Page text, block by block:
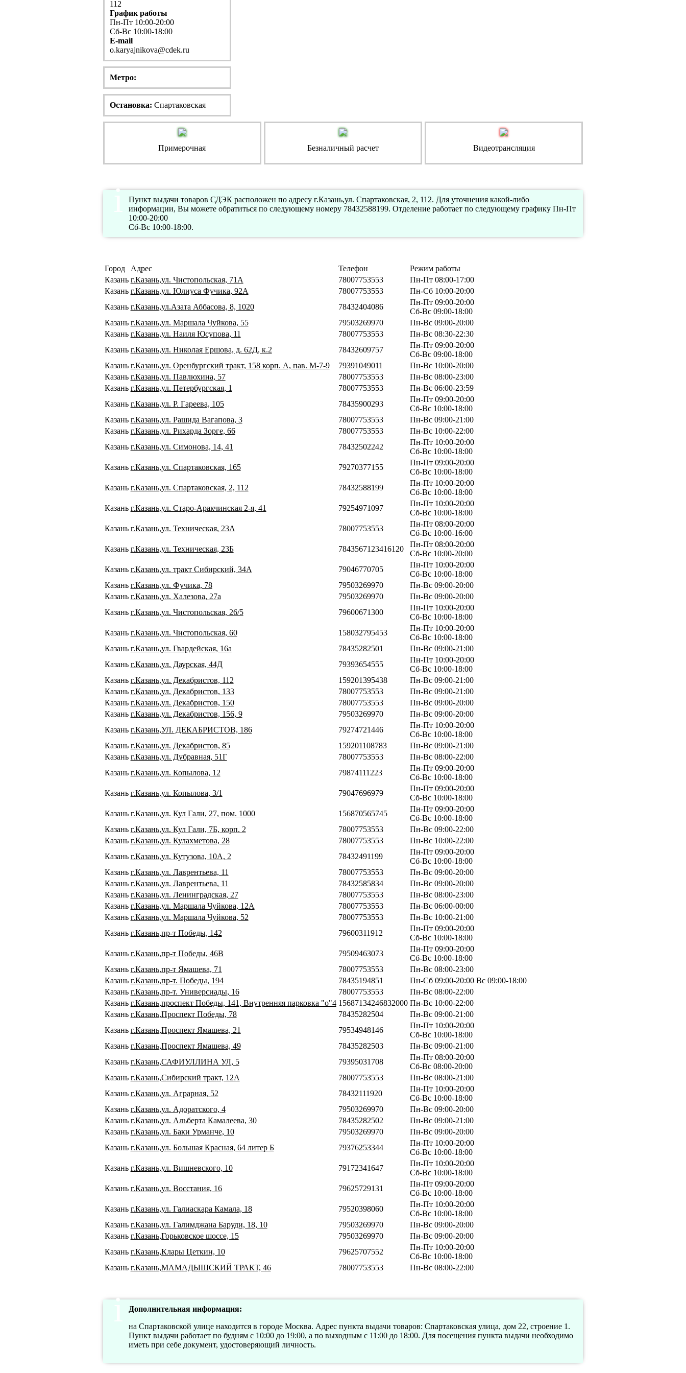
112
График работы
Пн-Пт 10:00-20:00
Сб-Вс 10:00-18:00
E-mail
o.karyajnikova@cdek.ru
Метро:
Остановка: Спартаковская
Примерочная Безналичный расчет Видеотрансляция
Пункт выдачи товаров СДЭК расположен по адресу г.Казань,ул. Спартаковская, 2, 112. Для уточнения какой-либо
информации, Вы можете обратиться по следующему номеру 78432588199. Отделение работает по следующему графику Пн-Пт
10:00-20:00
Сб-Вс 10:00-18:00.
Город Адрес Телефон
Режим работы
Казань г.Казань,ул. Чистопольская, 71А 78007753553
Пн-Пт 08:00-17:00
Казань г.Казань,ул. Юлиуса Фучика, 92А 78007753553
Пн-Сб 10:00-20:00
Казань г.Казань,ул.Азата Аббасова, 8, 1020 78432404086
Пн-Пт 09:00-20:00
Сб-Вс 09:00-18:00
Казань г.Казань,ул. Маршала Чуйкова, 55 79503269970
Пн-Вс 09:00-20:00
Казань г.Казань,ул. Наиля Юсупова, 11 78007753553
Пн-Вс 08:30-22:30
Казань г.Казань,ул. Николая Ершова, д. 62Д, к.2 78432609757
Пн-Пт 09:00-20:00
Сб-Вс 09:00-18:00
Казань г.Казань,ул. Оренбургский тракт, 158 корп. А, пав. М-7-9 79391049011
Пн-Вс 10:00-20:00
Казань г.Казань,ул. Павлюхина, 57 78007753553
Пн-Вс 08:00-23:00
Казань г.Казань,ул. Петербургская, 1 78007753553
Пн-Вс 06:00-23:59
Казань г.Казань,ул. Р. Гареева, 105 78435900293
Пн-Пт 09:00-20:00
Сб-Вс 10:00-18:00
Казань г.Казань,ул. Рашида Вагапова, 3 78007753553
Пн-Вс 09:00-21:00
Казань г.Казань,ул. Рихарда Зорге, 66 78007753553
Пн-Вс 10:00-22:00
Казань г.Казань,ул. Симонова, 14, 41 78432502242
Пн-Пт 10:00-20:00
Сб-Вс 10:00-18:00
Казань г.Казань,ул. Спартаковская, 165 79270377155
Пн-Пт 09:00-20:00
Сб-Вс 10:00-18:00
Казань г.Казань,ул. Спартаковская, 2, 112 78432588199
Пн-Пт 10:00-20:00
Сб-Вс 10:00-18:00
Казань г.Казань,ул. Старо-Аракчинская 2-я, 41 79254971097
Пн-Пт 10:00-20:00
Сб-Вс 10:00-18:00
Казань г.Казань,ул. Техническая, 23А 78007753553
Пн-Пт 08:00-20:00
Сб-Вс 10:00-16:00
Казань г.Казань,ул. Техническая, 23Б 7843567123416120
Пн-Пт 08:00-20:00
Сб-Вс 10:00-20:00
Казань г.Казань,ул. тракт Сибирский, 34А 79046770705
Пн-Пт 10:00-20:00
Сб-Вс 10:00-18:00
Казань г.Казань,ул. Фучика, 78 79503269970
Пн-Вс 09:00-20:00
Казань г.Казань,ул. Халезова, 27а 79503269970
Пн-Вс 09:00-20:00
Казань г.Казань,ул. Чистопольская, 26/5 79600671300
Пн-Пт 10:00-20:00
Сб-Вс 10:00-18:00
Казань г.Казань,ул. Чистопольская, 60 158032795453
Пн-Пт 10:00-20:00
Сб-Вс 10:00-18:00
Казань г.Казань,ул. Гвардейская, 16а 78435282501
Пн-Вс 09:00-21:00
Казань г.Казань,ул. Даурская, 44Д 79393654555
Пн-Пт 10:00-20:00
Сб-Вс 10:00-18:00
Казань г.Казань,ул. Декабристов, 112 159201395438
Пн-Вс 09:00-21:00
Казань г.Казань,ул. Декабристов, 133 78007753553
Пн-Вс 09:00-21:00
Казань г.Казань,ул. Декабристов, 150 78007753553
Пн-Вс 09:00-20:00
Казань г.Казань,ул. Декабристов, 156, 9 79503269970
Пн-Вс 09:00-20:00
Казань г.Казань,УЛ. ДЕКАБРИСТОВ, 186 79274721446
Пн-Пт 10:00-20:00
Сб-Вс 10:00-18:00
Казань г.Казань,ул. Декабристов, 85 159201108783
Пн-Вс 09:00-21:00
Казань г.Казань,ул. Дубравная, 51Г 78007753553
Пн-Вс 08:00-22:00
Казань г.Казань,ул. Копылова, 12 79874111223
Пн-Пт 09:00-20:00
Сб-Вс 10:00-18:00
Казань г.Казань,ул. Копылова, 3/1 79047696979
Пн-Пт 09:00-20:00
Сб-Вс 10:00-18:00
Казань г.Казань,ул. Кул Гали, 27, пом. 1000 156870565745
Пн-Пт 09:00-20:00
Сб-Вс 10:00-18:00
Казань г.Казань,ул. Кул Гали, 7Б, корп. 2 78007753553
Пн-Вс 09:00-22:00
Казань г.Казань,ул. Кулахметова, 28 78007753553
Пн-Вс 10:00-22:00
Казань г.Казань,ул. Кутузова, 10А, 2 78432491199
Пн-Пт 09:00-20:00
Сб-Вс 10:00-18:00
Казань г.Казань,ул. Лаврентьева, 11 78007753553
Пн-Вс 09:00-20:00
Казань г.Казань,ул. Лаврентьева, 11 78432585834
Пн-Вс 09:00-20:00
Казань г.Казань,ул. Ленинградская, 27 78007753553
Пн-Вс 08:00-23:00
Казань г.Казань,ул. Маршала Чуйкова, 12А 78007753553
Пн-Вс 06:00-00:00
Казань г.Казань,ул. Маршала Чуйкова, 52 78007753553
Пн-Вс 10:00-21:00
Казань г.Казань,пр-т Победы, 142 79600311912
Пн-Пт 09:00-20:00
Сб-Вс 10:00-18:00
Казань г.Казань,пр-т Победы, 46В 79509463073
Пн-Пт 09:00-20:00
Сб-Вс 10:00-18:00
Казань г.Казань,пр-т Ямашева, 71 78007753553
Пн-Вс 08:00-23:00
Казань г.Казань,пр-т. Победы, 194 78435194851
Пн-Сб 09:00-20:00 Вс 09:00-18:00
Казань г.Казань,пр-т. Универсиады, 16 78007753553
Пн-Вс 08:00-22:00
Казань г.Казань,проспект Победы, 141, Внутренняя парковка "о"4 15687134246832000 Пн-Вс 10:00-22:00
Казань г.Казань,Проспект Победы, 78 78435282504
Пн-Вс 09:00-21:00
Казань г.Казань,Проспект Ямашева, 21 79534948146
Пн-Пт 10:00-20:00
Сб-Вс 10:00-18:00
Казань г.Казань,Проспект Ямашева, 49 78435282503
Пн-Вс 09:00-21:00
Казань г.Казань,САФИУЛЛИНА УЛ, 5 79395031708
Пн-Пт 08:00-20:00
Сб-Вс 08:00-20:00
Казань г.Казань,Сибирский тракт, 12А 78007753553
Пн-Вс 08:00-21:00
Казань г.Казань,ул. Аграрная, 52 78432111920
Пн-Пт 10:00-20:00
Сб-Вс 10:00-18:00
Казань г.Казань,ул. Адоратского, 4 79503269970
Пн-Вс 09:00-20:00
Казань г.Казань,ул. Альберта Камалеева, 30 78435282502
Пн-Вс 09:00-21:00
Казань г.Казань,ул. Баки Урманче, 10 79503269970
Пн-Вс 09:00-20:00
Казань г.Казань,ул. Большая Красная, 64 литер Б 79376253344
Пн-Пт 10:00-20:00
Сб-Вс 10:00-18:00
Казань г.Казань,ул. Вишневского, 10 79172341647
Пн-Пт 10:00-20:00
Сб-Вс 10:00-18:00
Казань г.Казань,ул. Восстания, 16 79625729131
Пн-Пт 09:00-20:00
Сб-Вс 10:00-18:00
Казань г.Казань,ул. Галиаскара Камала, 18 79520398060
Пн-Пт 10:00-20:00
Сб-Вс 10:00-18:00
Казань г.Казань,ул. Галимджана Баруди, 18, 10 79503269970
Пн-Вс 09:00-20:00
Казань г.Казань,Горьковское шоссе, 15 79503269970
Пн-Вс 09:00-20:00
Казань г.Казань,Клары Цеткин, 10 79625707552
Пн-Пт 10:00-20:00
Сб-Вс 10:00-18:00
Казань г.Казань,МАМАДЫШСКИЙ ТРАКТ, 46 78007753553 Пн-Вс 08:00-22:00
Дополнительная информация:
на Спартаковской улице находится в городе Москва. Адрес пункта выдачи товаров: Спартаковская улица, дом 22, строение 1.
Пункт выдачи работает по будням с 10:00 до 19:00, а по выходным с 11:00 до 18:00. Для посещения пункта выдачи необходимо
иметь при себе документ, удостоверяющий личность.